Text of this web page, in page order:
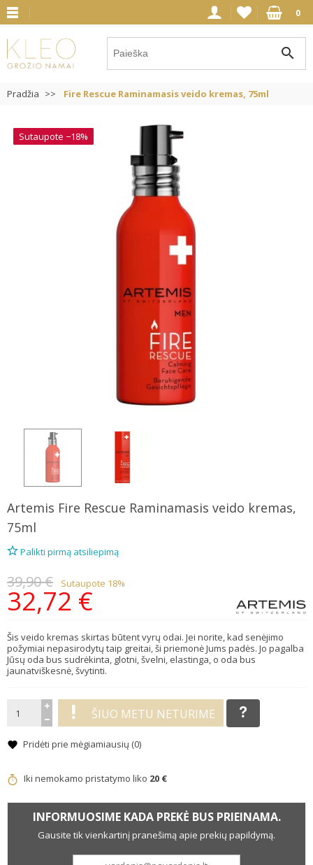
0
search
Pradžia Fire Rescue Raminamasis veido kremas, 75ml
Sutaupote −18%
Sutaupote −18%
Artemis Fire Rescue Raminamasis veido kremas,
75ml
Palikti pirmą atsiliepimą
39,90 € Sutaupote 18%
32,72 €
Šis veido kremas skirtas būtent vyrų odai. Jei norite, kad senėjimo
požymiai nepasirodytų taip greitai, ši priemonė Jums padės. Jo pagalba
Jūsų oda bus sudrėkinta, glotni, švelni, elastinga, o oda bus
jaunatviškesnė, švytinti.
ŠIUO METU NETURIME
Pridėti prie mėgiamiausių (0)
Iki nemokamo pristatymo liko 20 €
INFORMUOSIME KADA PREKĖ BUS PRIEINAMA.
Gausite tik vienkartinį pranešimą apie prekių papildymą.